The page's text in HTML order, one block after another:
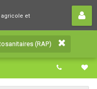
agricole et
(RAP)
agricole et
(RAP)